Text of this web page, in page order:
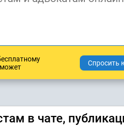
в чате,